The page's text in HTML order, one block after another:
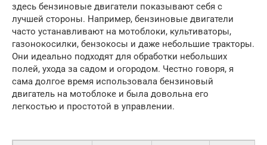
здесь бензиновые двигатели показывают себя с
лучшей стороны. Например, бензиновые двигатели
часто устанавливают на мотоблоки, культиваторы,
газонокосилки, бензокосы и даже небольшие тракторы.
Они идеально подходят для обработки небольших
полей, ухода за садом и огородом. Честно говоря, я
сама долгое время использовала бензиновый
двигатель на мотоблоке и была довольна его
легкостью и простотой в управлении.